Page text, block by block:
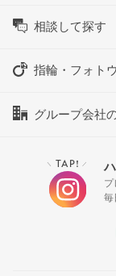
相談して探す
指輪・フォト
グループ会社
＼ TAP! ／
毎